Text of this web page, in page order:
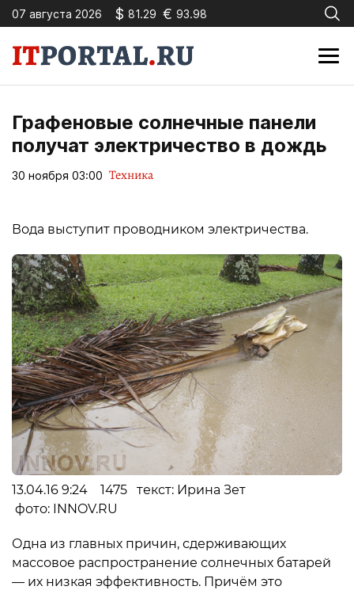
07 августа 2026 $ 81.29 € 93.98
Графеновые солнечные панели
получат электричество в дождь
30 ноября 03:00 Техника
Вода выступит проводником электричества.
13.04.16 9:24 1475 текст: Ирина Зет
фото: INNOV.RU
Одна из главных причин, сдерживающих
массовое распространение солнечных батарей
— их низкая эффективность. Причём это